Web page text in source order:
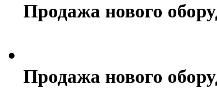
Продажа нового
Продажа нового